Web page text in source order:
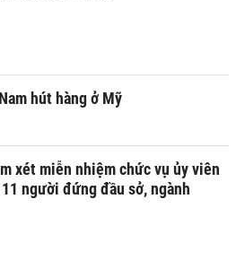
hút hàng ở Mỹ
xét miễn nhiệm chức vụ ủy viên
11 người đứng đầu sở, ngành